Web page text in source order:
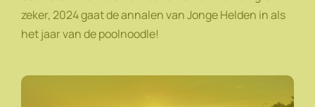
zeker, 2024 gaat de annalen van Jonge Helden in als
het jaar van de poolnoodle!